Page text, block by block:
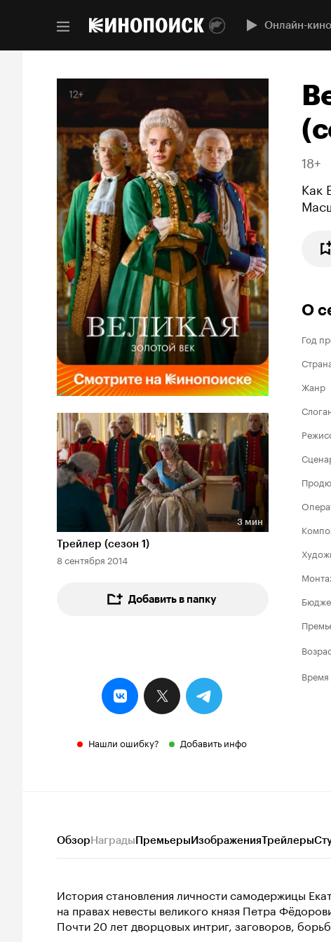
Онлайн-
Длительность 3 мин
3 мин
Трейлер (сезон 1)
8 сентября 2014
Добавить в папку
Нашли ошибку? Добавить инфо
(
18+
Как
О
Год
Жанр
ОбзорНаградыПремьерыИзображенияТрейлеры
История становления личности самодержицы
на правах невесты великого князя Петра
Почти 20 лет дворцовых интриг, заговоров,